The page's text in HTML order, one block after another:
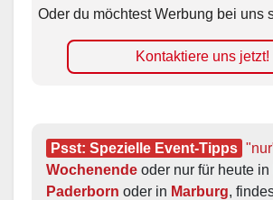
Oder du möchtest Werbung bei uns
Kontaktiere uns jetzt!
Psst: Spezielle Event-Tipps
Wochenende oder nur für heute in
Paderborn oder in Marburg,